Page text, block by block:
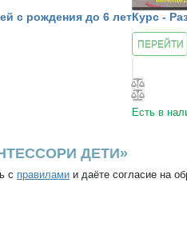
с рождения до 6 летКурс -
ПЕРЕЙТИ
Есть в
ДЕТИ»
с правилами и даёте согласие на